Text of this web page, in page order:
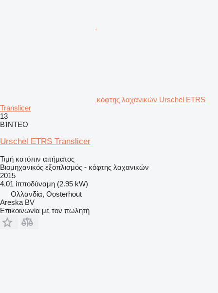
κόφτης λαχανικών Urschel ETRS
Translicer
13
ΒΊΝΤΕΟ
Urschel ETRS Translicer
Τιμή κατόπιν αιτήματος
Βιομηχανικός εξοπλισμός - κόφτης λαχανικών
2015
4.01 ίπποδύναμη (2.95 kW)
Ολλανδία, Oosterhout
Areska BV
Επικοινωνία με τον πωλητή